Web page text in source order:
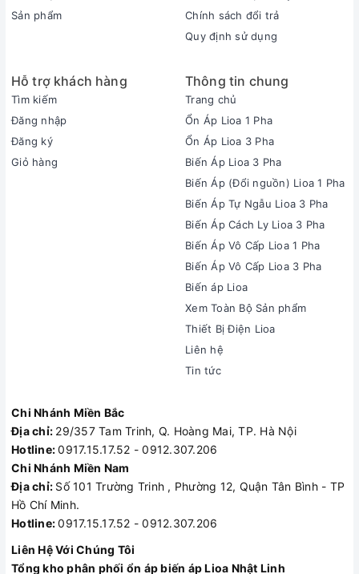
Sản phẩm
Chính sách đổi trả
Quy định sử dụng
Hỗ trợ khách hàng
Tìm kiếm
Đăng nhập
Đăng ký
Giỏ hàng
Thông tin chung
Trang chủ
Ổn Áp Lioa 1 Pha
Ổn Áp Lioa 3 Pha
Biến Áp Lioa 3 Pha
Biến Áp (Đổi nguồn) Lioa 1 Pha
Biến Áp Tự Ngẫu Lioa 3 Pha
Biến Áp Cách Ly Lioa 3 Pha
Biến Áp Vô Cấp Lioa 1 Pha
Biến Áp Vô Cấp Lioa 3 Pha
Biến áp Lioa
Xem Toàn Bộ Sản phẩm
Thiết Bị Điện Lioa
Liên hệ
Tin tức
Chi Nhánh Miền Bắc
Địa chỉ: 29/357 Tam Trinh, Q. Hoàng Mai, TP. Hà Nội
Hotline:0917.15.17.52 - 0912.307.206
Chi Nhánh Miền Nam
Địa chỉ: Số 101 Trường Trinh , Phường 12, Quận Tân Bình - TP
Hồ Chí Minh.
Hotline:0917.15.17.52 - 0912.307.206
Liên Hệ Với Chúng Tôi
Tổng kho phân phối ổn áp biến áp Lioa Nhật Linh